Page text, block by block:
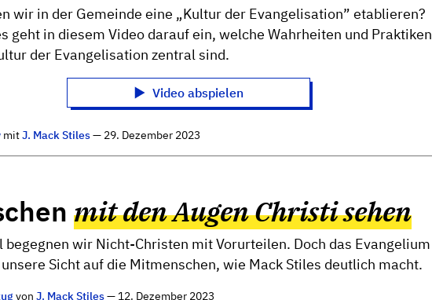
wir in der Gemeinde eine „Kultur der Evangelisation” etablieren?
geht in diesem Video darauf ein, welche Wahrheiten und Praktiken
der Evangelisation zentral sind.
Video abspielen
mitJ. Mack Stiles— 29. Dezember 2023
mit den Augen Christi sehen
begegnen wir Nicht-Christen mit Vorurteilen. Doch das Evangelium
Sicht auf die Mitmenschen, wie Mack Stiles deutlich macht.
vonJ. Mack Stiles— 12. Dezember 2023